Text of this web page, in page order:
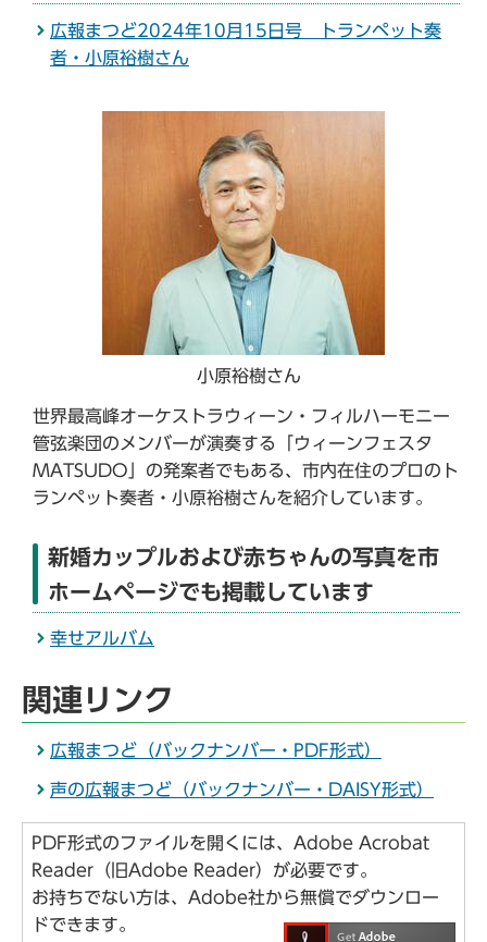
広報まつど2024年10月15日号 トランペット奏
者・小原裕樹さん
小原裕樹さん
世界最高峰オーケストラウィーン・フィルハーモニー
管弦楽団のメンバーが演奏する「ウィーンフェスタ
MATSUDO」の発案者でもある、市内在住のプロのト
ランペット奏者・小原裕樹さんを紹介しています。
新婚カップルおよび赤ちゃんの写真を市
ホームページでも掲載しています
幸せアルバム
関連リンク
広報まつど（バックナンバー・PDF形式）
声の広報まつど（バックナンバー・DAISY形式）
PDF形式のファイルを開くには、Adobe Acrobat
Reader（旧Adobe Reader）が必要です。
お持ちでない方は、Adobe社から無償でダウンロー
ドできます。